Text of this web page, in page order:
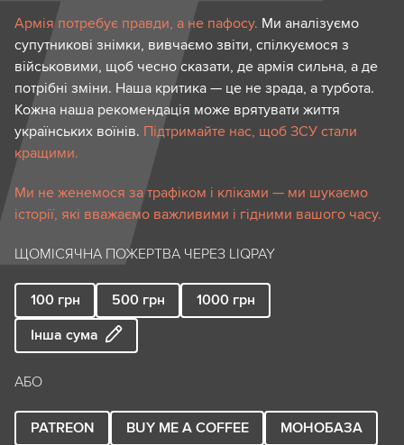
Армія потребує правди, а не пафосу. Ми аналізуємо
супутникові знімки, вивчаємо звіти, спілкуємося з
військовими, щоб чесно сказати, де армія сильна, а де
потрібні зміни. Наша критика — це не зрада, а турбота.
Кожна наша рекомендація може врятувати життя
українських воїнів. Підтримайте нас, щоб ЗСУ стали
кращими.
Ми не женемося за трафіком і кліками — ми шукаємо
історії, які вважаємо важливими і гідними вашого часу.
ЩОМІСЯЧНА ПОЖЕРТВА ЧЕРЕЗ LIQPAY
100 грн 500 грн 1000 грн
Інша сума
АБО
PATREON BUY ME A COFFEE
МОНОБАЗА